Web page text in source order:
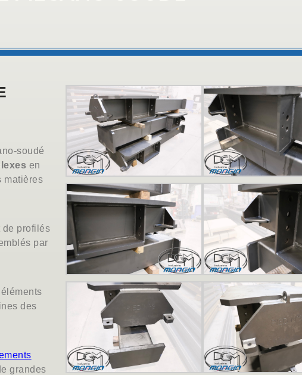
soudé
en
matières
de profilés
par
des
grandes